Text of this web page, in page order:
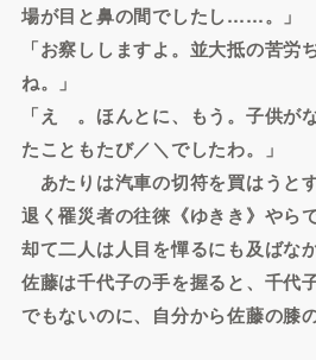
場が目と鼻の間でしたし……。」
「お察ししますよ。並大抵の苦労
ね。」
「えゝ。ほんとに、もう。子供が
たこともたび／＼でしたわ。」
あたりは汽車の切符を買はうと
退く罹災者の往徠《ゆきき》やら
却て二人は人目を憚るにも及ばな
佐藤は千代子の手を握ると、千代
でもないのに、自分から佐藤の膝